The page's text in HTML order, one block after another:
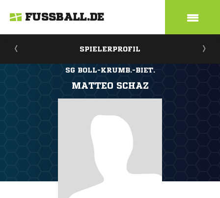
FUSSBALL.DE
SPIELERPROFIL
SG BOLL-KRUMB.-BIET.
MATTEO SCHAZ